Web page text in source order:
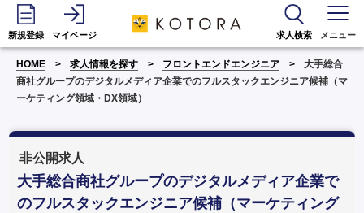
新規登録 マイページ 求人検索 メニュー
HOME 求人情報を探す フロントエンドエンジニア
大手総合
商社グループのデジタルメディア企業でのフルスタックエンジニア候補（マ
ーケティング領域・DX領域）
非公開求人
大手総合商社グループのデジタルメディア企業で
のフルスタックエンジニア候補（マーケティング